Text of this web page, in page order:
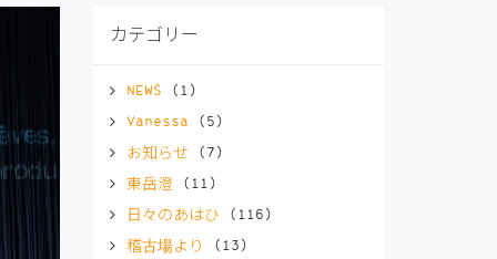
カテゴリー
NEWS (1)
Vanessa (5)
お知らせ (7)
東岳澄(11)
日々のあはひ (116)
稽古場より (13)